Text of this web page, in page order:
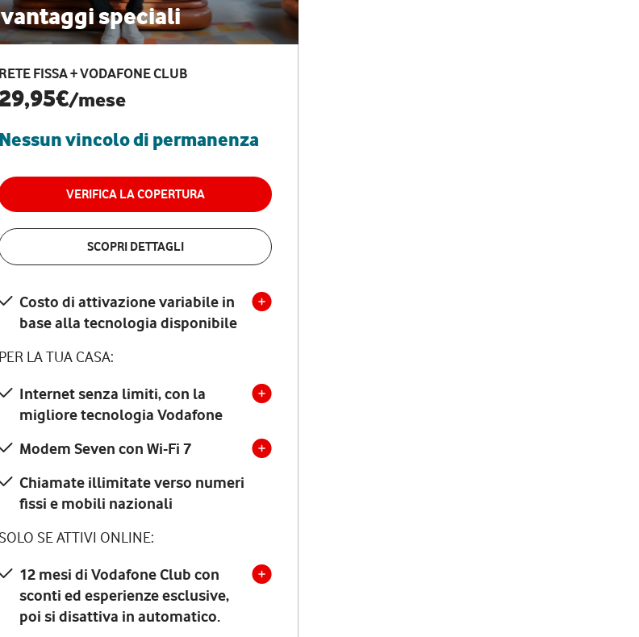
vantaggi speciali
RETE FISSA + VODAFONE CLUB
29,95€/mese
Nessun vincolo di permanenza
VERIFICA LA COPERTURA
SCOPRI DETTAGLI
Costo di attivazione variabile in
base alla tecnologia disponibile
PER LA TUA CASA:
Internet senza limiti, con la
migliore tecnologia Vodafone
Modem Seven con Wi-Fi 7
Chiamate illimitate verso numeri
fissi e mobili nazionali
SOLO SE ATTIVI ONLINE:
12 mesi di Vodafone Club con
sconti ed esperienze esclusive,
poi si disattiva in automatico.